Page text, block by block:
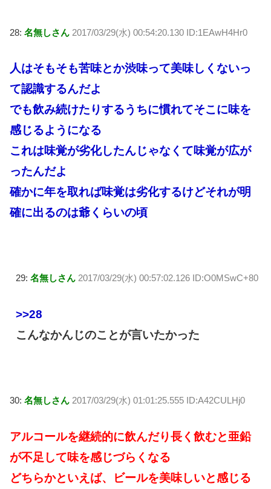
28: 名無しさん 2017/03/29(水) 00:54:20.130 ID:1EAwH4Hr0
人はそもそも苦味とか渋味って美味しくないっ
て認識するんだよ
でも飲み続けたりするうちに慣れてそこに味を
感じるようになる
これは味覚が劣化したんじゃなくて味覚が広が
ったんだよ
確かに年を取れば味覚は劣化するけどそれが明
確に出るのは爺くらいの頃
29: 名無しさん 2017/03/29(水) 00:57:02.126 ID:O0MSwC+80
>>28
こんなかんじのことが言いたかった
30: 名無しさん 2017/03/29(水) 01:01:25.555 ID:A42CULHj0
アルコールを継続的に飲んだり長く飲むと亜鉛
が不足して味を感じづらくなる
どちらかといえば、ビールを美味しいと感じる